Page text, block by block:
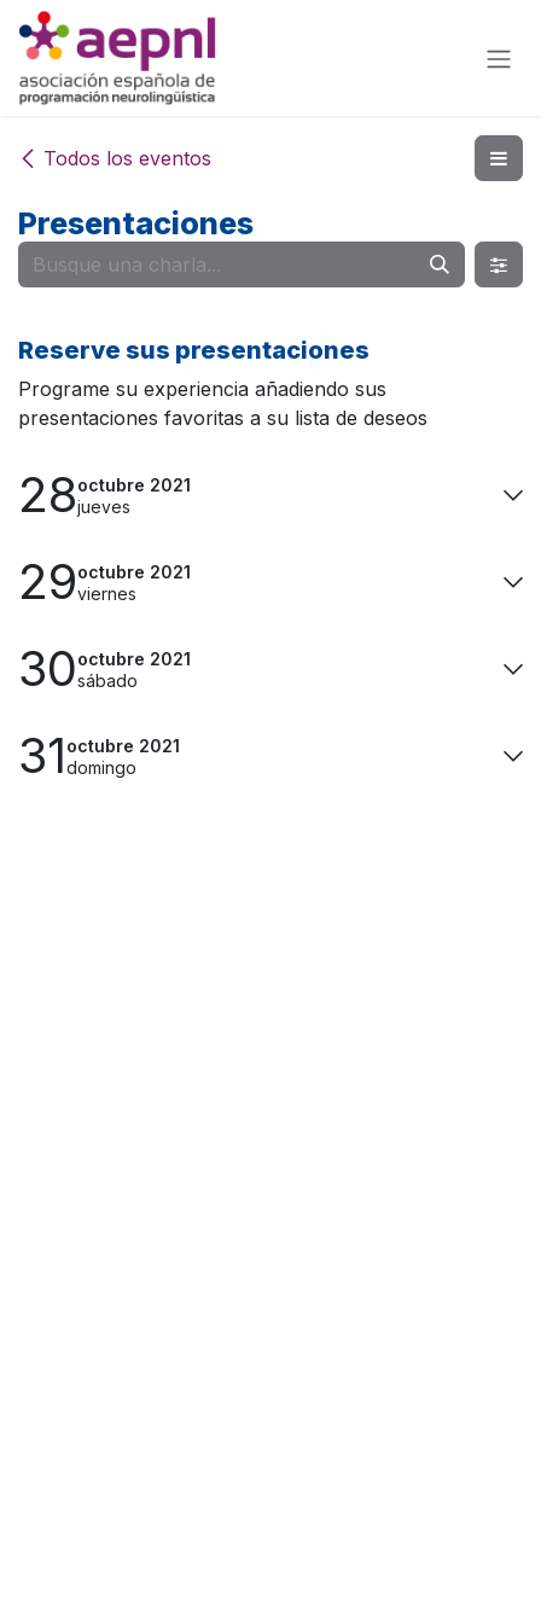
Ir al contenido
Todos los eventos
Presentaciones
Reserve sus presentaciones
Programe su experiencia añadiendo sus
presentaciones favoritas a su lista de deseos
28octubre 2021
jueves
29octubre 2021
viernes
30octubre 2021
sábado
31 octubre 2021
domingo